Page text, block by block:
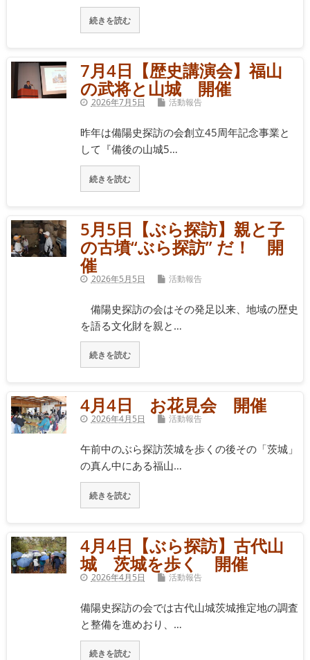
続きを読む
7月4日【歴史講演会】福山
の武将と山城 開催
2026年7月5日 活動報告
昨年は備陽史探訪の会創立45周年記念事業と
して『備後の山城5…
続きを読む
5月5日【ぶら探訪】親と子
の古墳“ぶら探訪” だ！ 開
催
2026年5月5日 活動報告
備陽史探訪の会はその発足以来、地域の歴史
を語る文化財を親と…
続きを読む
4月4日 お花見会 開催
2026年4月5日 活動報告
午前中のぶら探訪茨城を歩くの後その「茨城」
の真ん中にある福山…
続きを読む
4月4日【ぶら探訪】古代山
城 茨城を歩く 開催
2026年4月5日 活動報告
備陽史探訪の会では古代山城茨城推定地の調査
と整備を進めおり、…
続きを読む